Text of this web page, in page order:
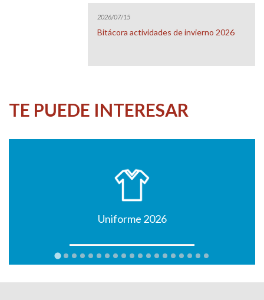
2026/07/15
Bitácora actividades de invierno 2026
TE PUEDE INTERESAR
Uniforme 2026